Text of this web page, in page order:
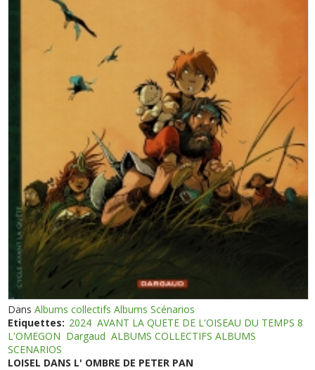
DansAlbums collectifs Albums Scénarios
Etiquettes: 2024 AVANT LA QUETE DE L'OISEAU DU TEMPS 8
L'OMEGON Dargaud ALBUMS COLLECTIFS ALBUMS
SCENARIOS
LOISEL DANS L' OMBRE DE PETER PAN